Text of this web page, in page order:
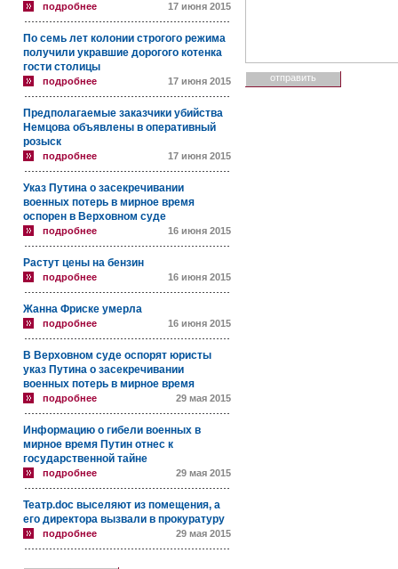
подробнее 17 июня 2015
По семь лет колонии строгого режима
получили укравшие дорогого котенка
гости столицы
подробнее 17 июня 2015
Предполагаемые заказчики убийства
Немцова объявлены в оперативный
розыск
подробнее 17 июня 2015
Указ Путина о засекречивании
военных потерь в мирное время
оспорен в Верховном суде
подробнее 16 июня 2015
Растут цены на бензин
подробнее 16 июня 2015
Жанна Фриске умерла
подробнее 16 июня 2015
В Верховном суде оспорят юристы
указ Путина о засекречивании
военных потерь в мирное время
подробнее 29 мая 2015
Информацию о гибели военных в
мирное время Путин отнес к
государственной тайне
подробнее 29 мая 2015
Театр.doc выселяют из помещения, а
его директора вызвали в прокуратуру
подробнее 29 мая 2015